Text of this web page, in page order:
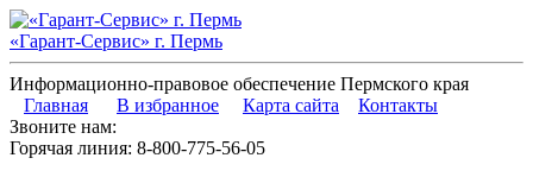
«Гарант-Сервис» г. Пермь
Информационно-правовое обеспечение Пермского края
Главная
В избранное Карта сайта
Контакты
Звоните нам:
Горячая линия: 8-800-775-56-05